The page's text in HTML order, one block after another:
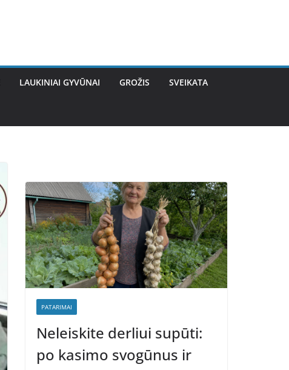
LAUKINIAI GYVŪNAI GROŽIS SVEIKATA
PATARIMAI
Neleiskite derliui supūti:
po kasimo svogūnus ir